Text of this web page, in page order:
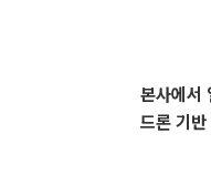
본사에서
드론 기반